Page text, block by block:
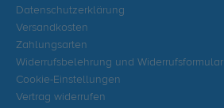
Datenschutzerklärung
Versandkosten
Zahlungsarten
Widerrufsbelehrung und Widerrufsformular
Cookie-Einstellungen
Vertrag widerrufen